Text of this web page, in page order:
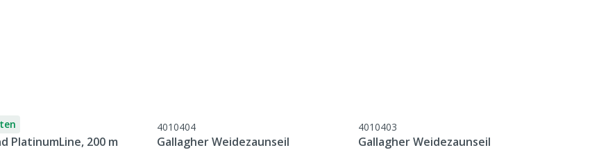
PlatinumLine, 200 m
4010404
Gallagher Weidezaunseil
4010403
Gallagher Weidezaunseil